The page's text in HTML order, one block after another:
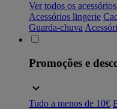
Ver todos os
Acessórios lingerie
Guarda-chuva
Promoções e
Tudo a menos de 10€